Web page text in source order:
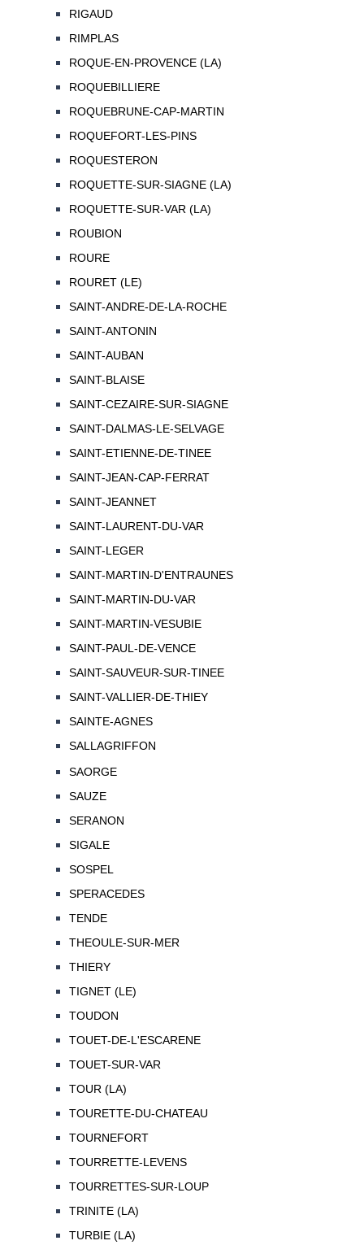
RIGAUD
RIMPLAS
ROQUE-EN-PROVENCE (LA)
ROQUEBILLIERE
ROQUEBRUNE-CAP-MARTIN
ROQUEFORT-LES-PINS
ROQUESTERON
ROQUETTE-SUR-SIAGNE (LA)
ROQUETTE-SUR-VAR (LA)
ROUBION
ROURE
ROURET (LE)
SAINT-ANDRE-DE-LA-ROCHE
SAINT-ANTONIN
SAINT-AUBAN
SAINT-BLAISE
SAINT-CEZAIRE-SUR-SIAGNE
SAINT-DALMAS-LE-SELVAGE
SAINT-ETIENNE-DE-TINEE
SAINT-JEAN-CAP-FERRAT
SAINT-JEANNET
SAINT-LAURENT-DU-VAR
SAINT-LEGER
SAINT-MARTIN-D'ENTRAUNES
SAINT-MARTIN-DU-VAR
SAINT-MARTIN-VESUBIE
SAINT-PAUL-DE-VENCE
SAINT-SAUVEUR-SUR-TINEE
SAINT-VALLIER-DE-THIEY
SAINTE-AGNES
SALLAGRIFFON
SAORGE
SAUZE
SERANON
SIGALE
SOSPEL
SPERACEDES
TENDE
THEOULE-SUR-MER
THIERY
TIGNET (LE)
TOUDON
TOUET-DE-L'ESCARENE
TOUET-SUR-VAR
TOUR (LA)
TOURETTE-DU-CHATEAU
TOURNEFORT
TOURRETTE-LEVENS
TOURRETTES-SUR-LOUP
TRINITE (LA)
TURBIE (LA)